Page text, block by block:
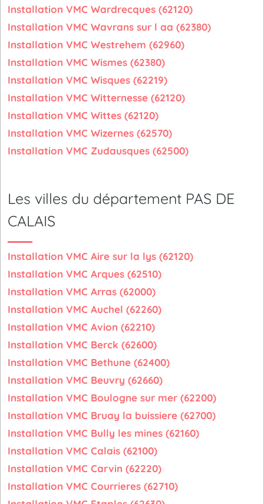
Installation VMC Wardrecques (62120)
Installation VMC Wavrans sur l aa (62380)
Installation VMC Westrehem (62960)
Installation VMC Wismes (62380)
Installation VMC Wisques (62219)
Installation VMC Witternesse (62120)
Installation VMC Wittes (62120)
Installation VMC Wizernes (62570)
Installation VMC Zudausques (62500)
Les villes du département PAS DE
CALAIS
Installation VMC Aire sur la lys (62120)
Installation VMC Arques (62510)
Installation VMC Arras (62000)
Installation VMC Auchel (62260)
Installation VMC Avion (62210)
Installation VMC Berck (62600)
Installation VMC Bethune (62400)
Installation VMC Beuvry (62660)
Installation VMC Boulogne sur mer (62200)
Installation VMC Bruay la buissiere (62700)
Installation VMC Bully les mines (62160)
Installation VMC Calais (62100)
Installation VMC Carvin (62220)
Installation VMC Courrieres (62710)